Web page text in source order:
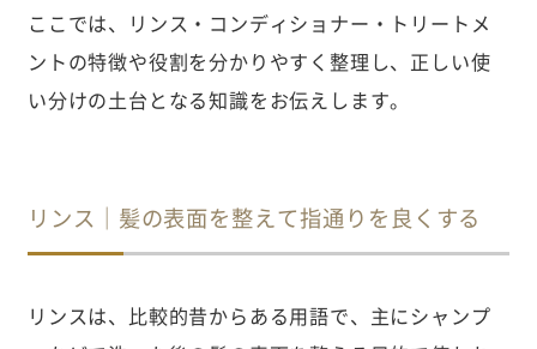
ここでは、リンス・コンディショナー・トリートメ
ントの特徴や役割を分かりやすく整理し、正しい使
い分けの土台となる知識をお伝えします。
リンス｜髪の表面を整えて指通りを良くする
リンスは、比較的昔からある用語で、主にシャンプ